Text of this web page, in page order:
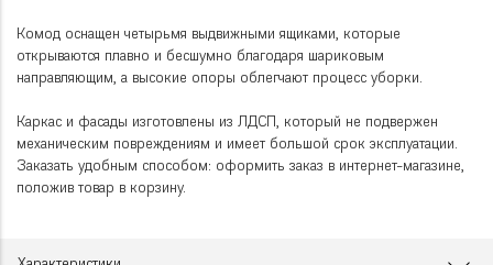
Комод оснащен четырьмя выдвижными ящиками, которые
открываются плавно и бесшумно благодаря шариковым
направляющим, а высокие опоры облегчают процесс уборки.
Каркас и фасады изготовлены из ЛДСП, который не подвержен
механическим повреждениям и имеет большой срок эксплуатации.
Заказать удобным способом: оформить заказ в интернет-магазине,
положив товар в корзину.